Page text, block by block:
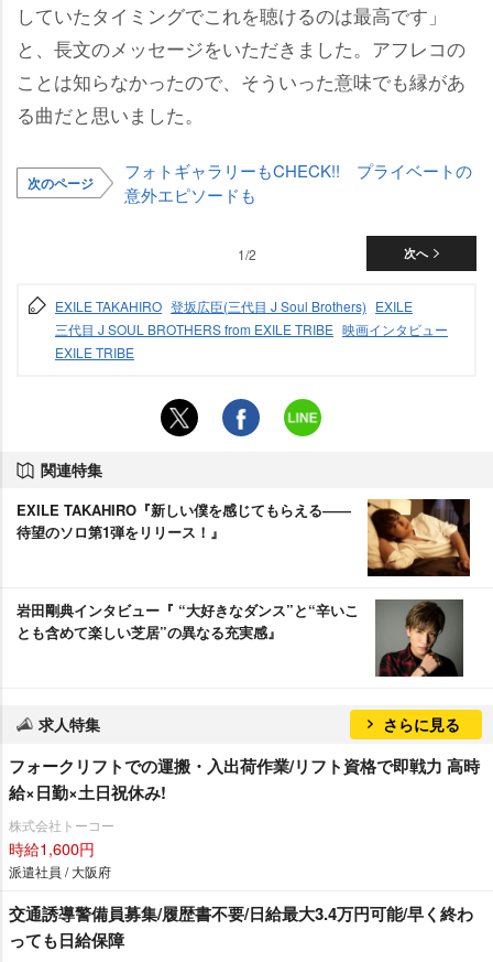
していたタイミングでこれを聴けるのは最高です」
と、長文のメッセージをいただきました。アフレコの
ことは知らなかったので、そういった意味でも縁があ
る曲だと思いました。
次のページ
フォトギャラリーもCHECK!! プライベートの
意外エピソードも
次へ
1/2
EXILE TAKAHIRO 登坂広臣(三代目 J Soul Brothers) EXILE
三代目 J SOUL BROTHERS from EXILE TRIBE 映画インタビュー
EXILE TRIBE
関連特集
EXILE TAKAHIRO『新しい僕を感じてもらえる――
待望のソロ第1弾をリリース！』
田剛典インタビュー『 “大好きなダンス”と“辛いこ
とも含めて楽しい芝居”の異なる充実感』
求人特集 さらに見る
フォークリフトでの運搬・入出荷作業/リフト資格で即戦力 高時
給×日勤×土日祝休み!
株式会社トーコー
時給1,600円
派遣社員 / 大阪府
交通誘導警備員募集/履歴書不要/日給最大3.4万円可能/早く終わ
っても日給保障